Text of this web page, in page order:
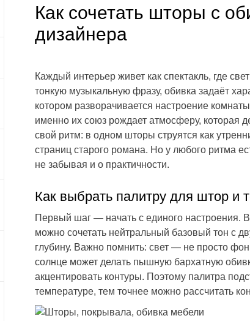
Как сочетать шторы с
дизайнера
Каждый интерьер живет как спектакль, где
тонкую музыкальную фразу, обивка задаёт
котором разворачивается настроение
именно их союз рождает атмосферу, которая
свой ритм: в одном шторы струятся как
страниц старого романа. Но у любого ритма
не забывая и о практичности.
Как выбрать палитру для штор и
Первый шаг — начать с единого настроения.
можно сочетать нейтральный базовый тон с
глубину. Важно помнить: свет — не просто
солнце может делать пышную бархатную
акцентировать контуры. Поэтому палитра
температуре, тем точнее можно рассчитать